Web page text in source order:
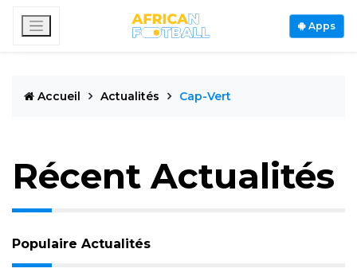
Apps
Accueil Actualités Cap-Vert
Récent Actualités
Populaire Actualités